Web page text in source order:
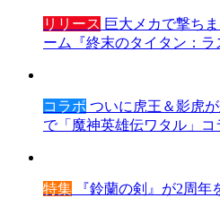
リリース 巨大メカで撃ち
ーム『終末のタイタン：ラ
コラボ ついに虎王＆影虎
で「魔神英雄伝ワタル」コ
特集 『鈴蘭の剣』が2周